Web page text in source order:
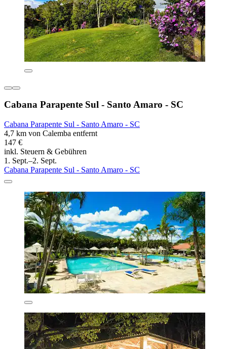
Cabana Parapente Sul - Santo Amaro - SC
Cabana Parapente Sul - Santo Amaro - SC
4,7 km von Calemba entfernt
147 €
inkl. Steuern & Gebühren
1. Sept.–2. Sept.
Cabana Parapente Sul - Santo Amaro - SC